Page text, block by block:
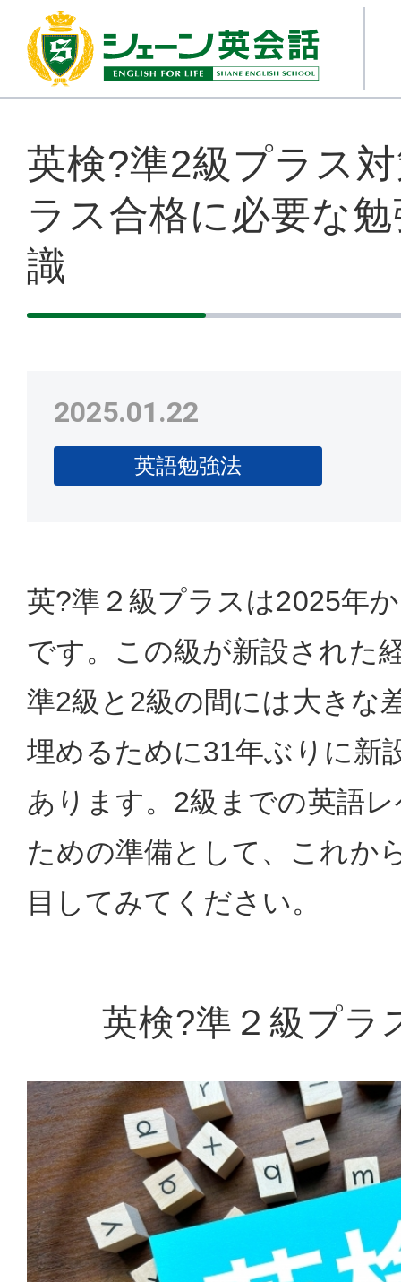
英検?準2級プラス
ラス合格に必要な
識
2025.01.22
英語勉強法
英?準２級プラスは2025年
です。この級が新設された
準2級と2級の間には大きな
埋めるために31年ぶりに新
あります。2級までの英語
ための準備として、これか
目してみてください。
英検?準２級プラ